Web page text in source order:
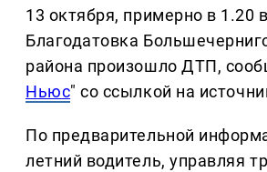
13 октября, примерно в 1.20
Благодатовка
района произошло ДТП,
Ньюс" со ссылкой на
По предварительной
летний водитель, управляя